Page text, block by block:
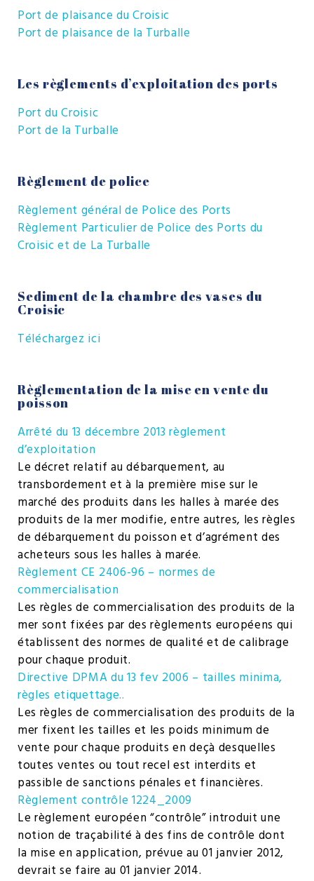
Port de plaisance du Croisic
Port de plaisance de la Turballe
Les règlements d’exploitation des ports
Port du Croisic
Port de la Turballe
Règlement de police
Règlement général de Police des Ports
Règlement Particulier de Police des Ports du
Croisic et de La Turballe
Sediment de la chambre des vases du
Croisic
Téléchargez ici
Règlementation de la mise en vente du
poisson
Arrêté du 13 décembre 2013 règlement
d’exploitation
Le décret relatif au débarquement, au
transbordement et à la première mise sur le
marché des produits dans les halles à marée des
produits de la mer modifie, entre autres, les règles
de débarquement du poisson et d’agrément des
acheteurs sous les halles à marée.
Règlement CE 2406-96 – normes de
commercialisation
Les règles de commercialisation des produits de la
mer sont fixées par des règlements européens qui
établissent des normes de qualité et de calibrage
pour chaque produit.
Directive DPMA du 13 fev 2006 – tailles minima,
règles etiquettage..
Les règles de commercialisation des produits de la
mer fixent les tailles et les poids minimum de
vente pour chaque produits en deçà desquelles
toutes ventes ou tout recel est interdits et
passible de sanctions pénales et financières.
Règlement contrôle 1224_2009
Le règlement européen “contrôle” introduit une
notion de traçabilité à des fins de contrôle dont
la mise en application, prévue au 01 janvier 2012,
devrait se faire au 01 janvier 2014.